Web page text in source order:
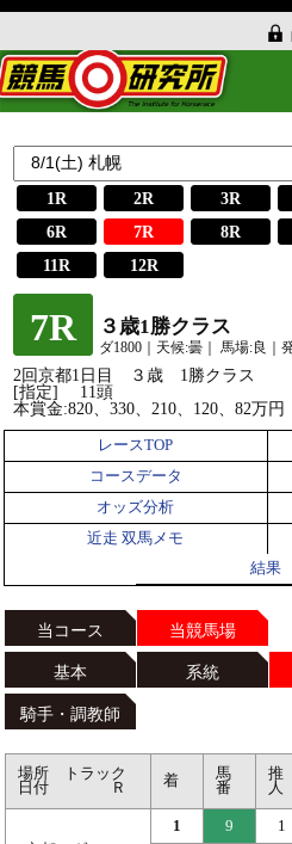
1R 2R 3R
6R
7R 8R
11R
12R
7R ３歳1勝クラス
ダ1800｜天候:曇｜ 馬場:良｜
2回京都1日目 ３歳 1勝クラス
[指定] 11頭
本賞金:820、330、210、120、82万円
レースTOP
コースデータ
オッズ分析
近走 双馬メモ
結果
当コース 当競馬場
基本 系統
騎手・調教師
場所 トラック
日付 Ｒ
着
馬
番
推
人
1 9 1